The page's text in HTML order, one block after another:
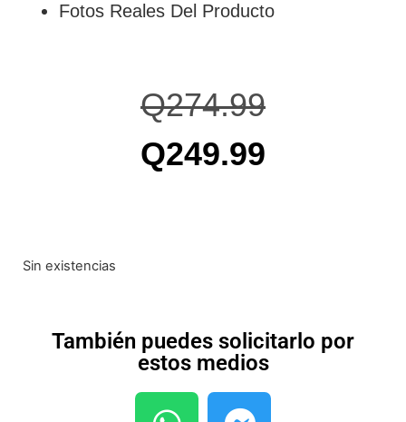
Fotos Reales Del Producto
Q274.99
Q249.99
Sin existencias
También puedes solicitarlo por
estos medios